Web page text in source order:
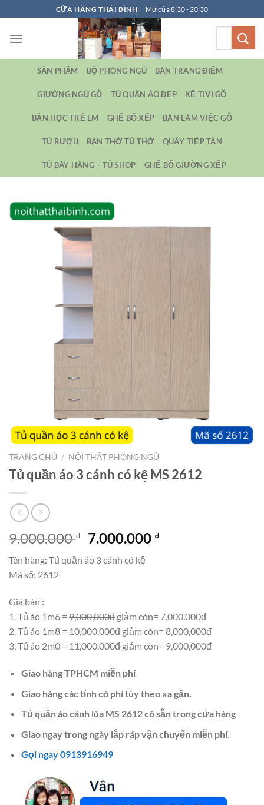
qua
nội
CỬA HÀNG THÁI BÌNH Mở cửa 8:30 - 20:30
SẢN PHẨM BỘ PHÒNG NGỦ BÀN TRANG ĐIỂM
GIƯỜNG NGỦ GỖ TỦ QUẦN ÁO ĐẸP KỆ TIVI GỖ
BẢN HỌC TRẺ EM GHẾ BỐ XẾP BÀN LÀM VIỆC GỖ
TỦ RƯỢU BÀN THỜ TỦ THỜ QUẦY TIẾP TÂN
TỦ BÀY HÀNG – TỦ SHOP GHẾ BỐ GIƯỜNG XẾP
TRANG CHỦ / NỘI THẤT PHÒNG NGỦ
Tủ quần áo 3 cánh có kệ MS 2612
9.000.000₫
Giá
là:
7.000.000 ₫Giá
Tên hàng: Tủ quần áo 3 cánh có kệ
Mã số: 2612
Giá bán :
1. Tủ áo 1m6 = 9,000,000đ giảm còn= 7,000.000đ
2. Tủ áo 1m8 = 10,000,000đ giảm còn= 8,000,000đ
3. Tủ áo 2m0 = 11,000,000đ giảm còn= 9,000,000đ
Giao hàng TPHCM miễn phí
Giao hàng các tỉnh có phí tùy theo xa gần.
Tủ quần áo cánh lùa MS 2612 có sẵn trong cửa hàng
Giao ngay trong ngày lắp ráp vận chuyển miễn phí.
Gọi ngay 0913916949